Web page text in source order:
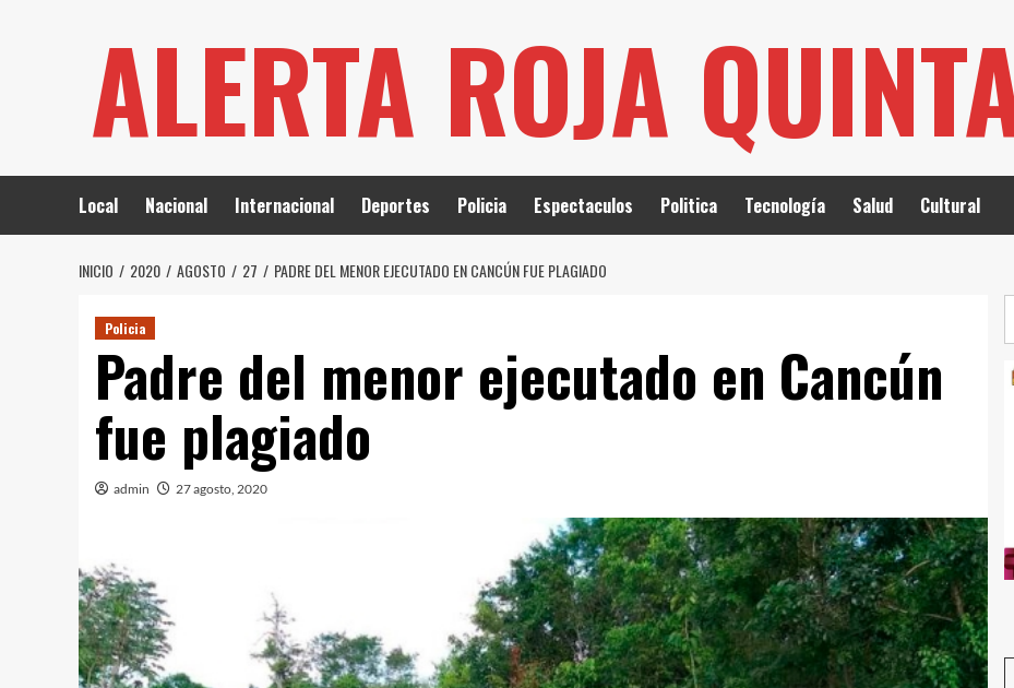
ALERTA ROJA
Local Nacional Internacional Deportes Policia Espectaculos Politica Tecnología Salud Cultural
INICIO 2020 AGOSTO 27 PADRE DEL MENOR EJECUTADO EN CANCÚN FUE PLAGIADO
Policia
Padre del menor ejecutado en Cancún
fue plagiado
admin 27 agosto, 2020